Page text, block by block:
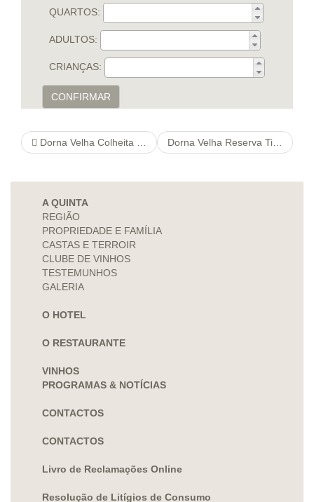
QUARTOS:
ADULTOS:
CRIANÇAS:
CONFIRMAR
Dorna Velha Colheita Tinto Dorna Velha Reserva Tinto
A QUINTA
REGIÃO
PROPRIEDADE E FAMÍLIA
CASTAS E TERROIR
CLUBE DE VINHOS
TESTEMUNHOS
GALERIA
O HOTEL
O RESTAURANTE
VINHOS
PROGRAMAS & NOTÍCIAS
CONTACTOS
CONTACTOS
Livro de Reclamações Online
Resolução de Litígios de Consumo